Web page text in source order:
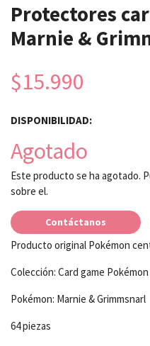
Protectores
Marnie &
$15.990
DISPONIBILIDAD:
Agotado
Este producto se ha agotado.
sobre el.
Contáctanos
Producto original Pokémon
Colección: Card game Pokémon
Pokémon: Marnie & Grimmsnarl
64 piezas